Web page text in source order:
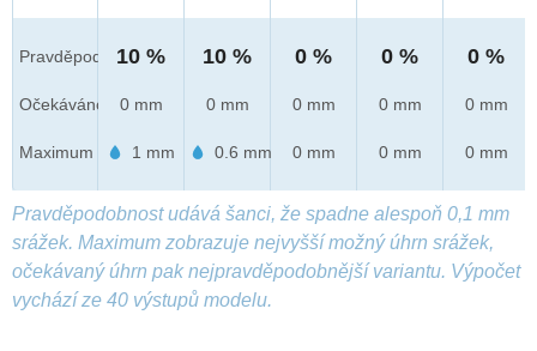
Pravděpod.
Očekáváno
Maximum
10 %
0 mm
1 mm
10 %
0 mm
0.6 mm
0 %
0 mm
0 mm
0 %
0 mm
0 mm
0 %
0 mm
0 mm
Pravděpodobnost udává šanci, že spadne alespoň 0,1 mm
srážek. Maximum zobrazuje nejvyšší možný úhrn srážek,
očekávaný úhrn pak nejpravděpodobnější variantu. Výpočet
vychází ze 40 výstupů modelu.